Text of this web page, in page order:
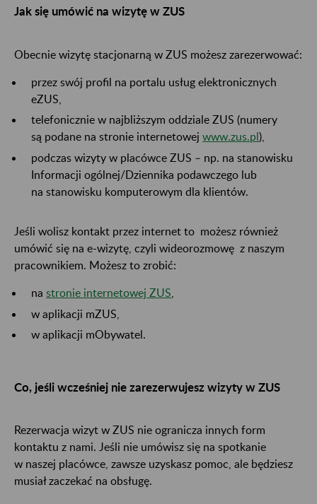
Jak się umówić na wizytę w ZUS
Obecnie wizytę stacjonarną w ZUS możesz zarezerwować:
przez swój profil na portalu usług elektronicznych
eZUS,
telefonicznie w najbliższym oddziale ZUS (numery
są podane na stronie internetowej www.zus.pl),
podczas wizyty w placówce ZUS – np. na stanowisku
Informacji ogólnej/Dziennika podawczego lub
na stanowisku komputerowym dla klientów.
Jeśli wolisz kontakt przez internet to możesz również
umówić się na e-wizytę, czyli wideorozmowę z naszym
pracownikiem. Możesz to zrobić:
na stronie internetowej ZUS
w aplikacji mZUS,
w aplikacji mObywatel.
Co, jeśli wcześniej nie zarezerwujesz wizyty w ZUS
Rezerwacja wizyt w ZUS nie ogranicza innych form
kontaktu z nami. Jeśli nie umówisz się na spotkanie
w naszej placówce, zawsze uzyskasz pomoc, ale będziesz
musiał zaczekać na obsługę.